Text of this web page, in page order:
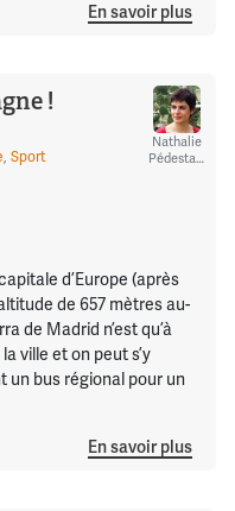
En savoir plus
!
Nathalie
Pédestarres
, Sport
d’Europe (après
de 657 mètres au-
de Madrid n’est qu’à
ville et on peut s’y
un bus régional pour un
En savoir plus